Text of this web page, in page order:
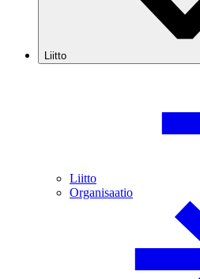
Liitto
Liitto
Organisaatio